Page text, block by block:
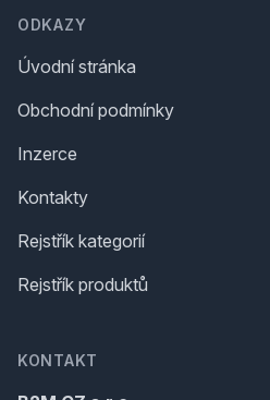
ODKAZY
Úvodní stránka
Obchodní podmínky
Inzerce
Kontakty
Rejstřík kategorií
Rejstřík produktů
KONTAKT